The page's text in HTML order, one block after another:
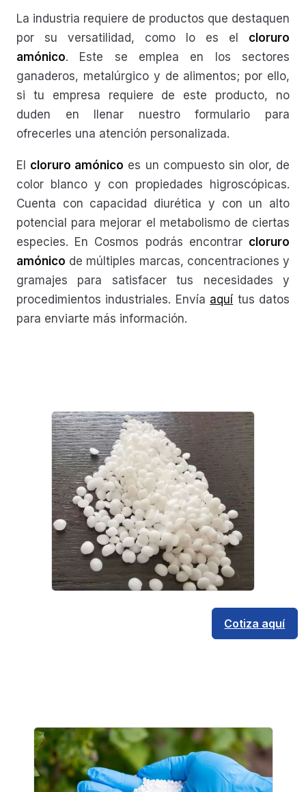
La industria requiere de productos que destaquen
por su versatilidad, como lo es el cloruro
amónico. Este se emplea en los sectores
ganaderos, metalúrgico y de alimentos; por ello,
si tu empresa requiere de este producto, no
duden en llenar nuestro formulario para
ofrecerles una atención personalizada.
El cloruro amónico es un compuesto sin olor, de
color blanco y con propiedades higroscópicas.
Cuenta con capacidad diurética y con un alto
potencial para mejorar el metabolismo de ciertas
especies. En Cosmos podrás encontrar cloruro
amónico de múltiples marcas, concentraciones y
gramajes para satisfacer tus necesidades y
procedimientos industriales. Envía aquí tus datos
para enviarte más información.
Cotiza aquí